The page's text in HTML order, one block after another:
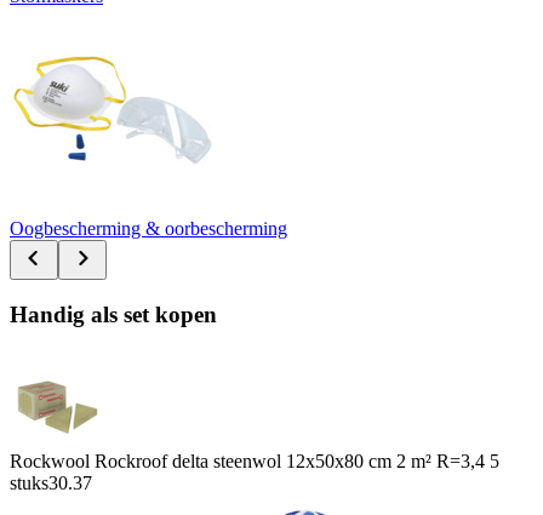
Oogbescherming & oorbescherming
Handig als set kopen
Rockwool Rockroof delta steenwol 12x50x80 cm 2 m² R=3,4 5
stuks30.37